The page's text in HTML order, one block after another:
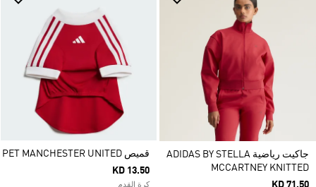
جاكيت رياضية ADIDAS BY STELLA
MCCARTNEY KNITTED
KD 71.50
قميص PET MANCHESTER UNITED
KD 13.50
كرة القدم